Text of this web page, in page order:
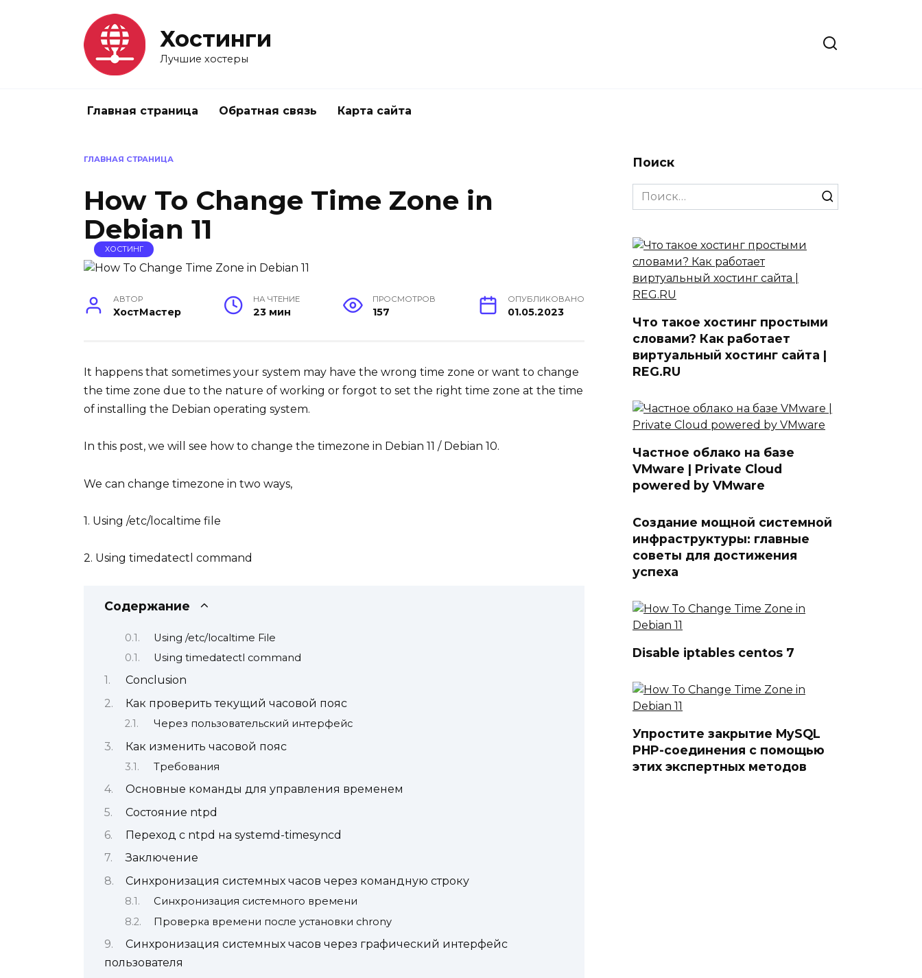
Хостинги
Лучшие хостеры
Главная страница Обратная связь Карта сайта
ГЛАВНАЯ СТРАНИЦА
How To Change Time Zone in
Debian 11
ХОСТИНГ
АВТОР
ХостМастер
НА ЧТЕНИЕ
23 мин
ПРОСМОТРОВ
157
ОПУБЛИКОВАНО
01.05.2023
It happens that sometimes your system may have the wrong time zone or want to change
the time zone due to the nature of working or forgot to set the right time zone at the time
of installing the Debian operating system.
In this post, we will see how to change the timezone in Debian 11 / Debian 10.
We can change timezone in two ways,
1. Using /etc/localtime file
2. Using timedatectl command
Содержание
Using /etc/localtime File
Using timedatectl command
Conclusion
Как проверить текущий часовой пояс
Через пользовательский интерфейс
Как изменить часовой пояс
Требования
Основные команды для управления временем
Состояние ntpd
Переход с ntpd на systemd-timesyncd
Заключение
Синхронизация системных часов через командную строку
Синхронизация системного времени
Проверка времени после установки chrony
Синхронизация системных часов через графический интерфейс
пользователя
Поиск
Search
for:
Что такое хостинг простыми
словами? Как работает
виртуальный хостинг сайта |
REG.RU
Частное облако на базе
VMware | Private Cloud
powered by VMware
Создание мощной системной
инфраструктуры: главные
советы для достижения
успеха
Disable iptables centos 7
Упростите закрытие MySQL
PHP-соединения с помощью
этих экспертных методов